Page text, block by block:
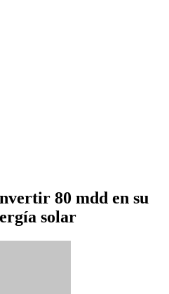
80 mdd en su
solar